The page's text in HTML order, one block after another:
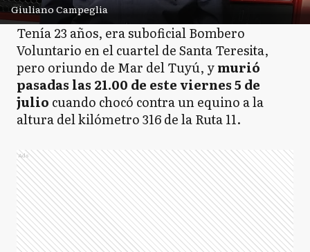
Giuliano Campeglia
Tenía 23 años, era suboficial Bombero
Voluntario en el cuartel de Santa Teresita,
pero oriundo de Mar del Tuyú, ymurió
pasadas las 21.00 de este viernes 5 de
julio cuando chocó contra un equino a la
altura del kilómetro 316 de la Ruta 11.
Ads